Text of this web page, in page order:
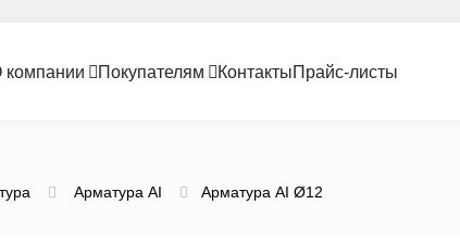
компании Покупателям КонтактыПрайс-листы
Арматура AI Арматура АI Ø12